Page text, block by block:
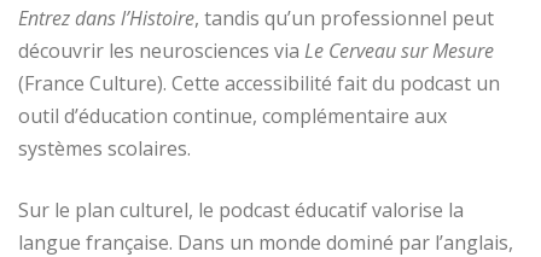
Entrez dans l’Histoire, tandis qu’un professionnel peut
découvrir les neurosciences via Le Cerveau sur Mesure
(France Culture). Cette accessibilité fait du podcast un
outil d’éducation continue, complémentaire aux
systèmes scolaires.
Sur le plan culturel, le podcast éducatif valorise la
langue française. Dans un monde dominé par l’anglais,